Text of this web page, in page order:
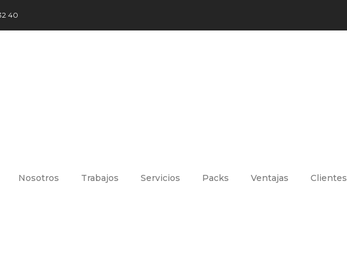
40
Nosotros Trabajos Servicios Packs Ventajas Clientes